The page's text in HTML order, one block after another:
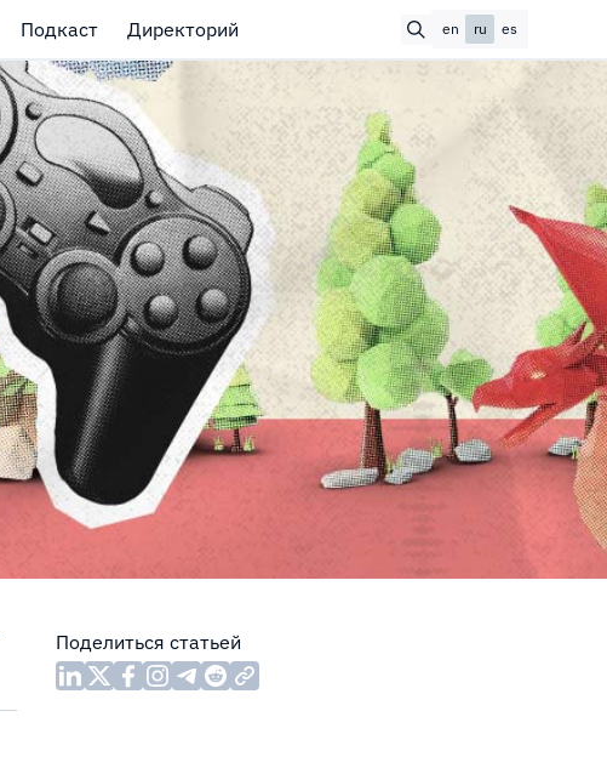
Подкаст Директорий en ru es
Поделиться статьей